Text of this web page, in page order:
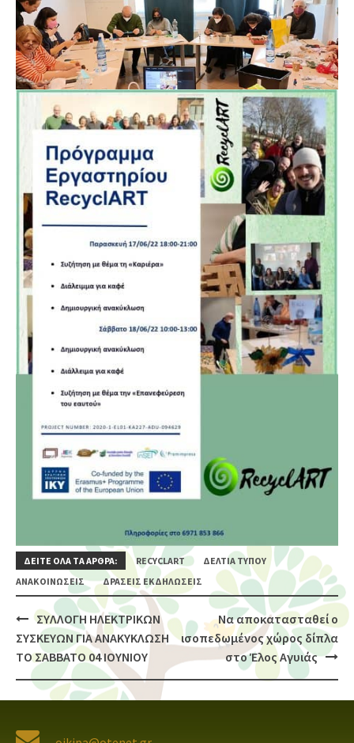
ΔΕΙΤΕ ΟΛΑ ΤΑ ΑΡΘΡΑ: RECYCLART
ΔΕΛΤΊΑ ΤΎΠΟΥ
ΑΝΑΚΟΙΝΏΣΕΙΣ
ΔΡΆΣΕΙΣ ΕΚΔΗΛΏΣΕΙΣ
Post
navigation
ΣΥΛΛΟΓΗ ΗΛΕΚΤΡΙΚΩΝ
ΣΥΣΚΕΥΩΝ ΓΙΑ ΑΝΑΚΥΚΛΩΣΗ
ΤΟ ΣΑΒΒΑΤΟ 04 ΙΟΥΝΙΟΥ
Να αποκατασταθεί ο
ισοπεδωμένος χώρος δίπλα
στο Έλος Αγυιάς